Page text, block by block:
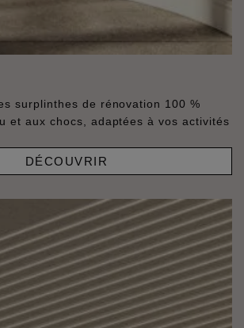
surplinthes de rénovation 100 %
et aux chocs, adaptées à vos activités
DÉCOUVRIR